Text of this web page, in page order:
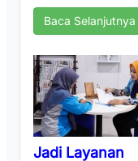
Baca Selanjutnya
Jadi Layanan